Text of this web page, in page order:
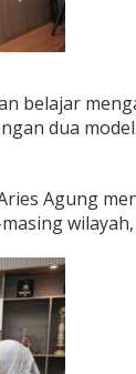
belajar
dua
Agung